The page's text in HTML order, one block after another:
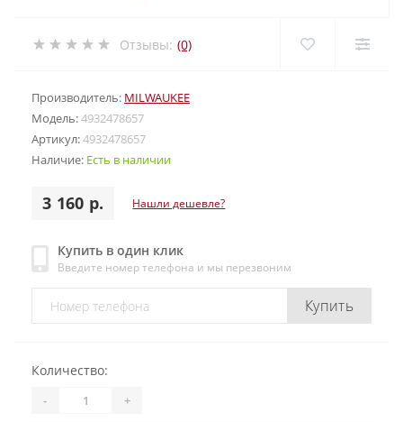
Отзывы: (0)
Производитель: MILWAUKEE
Модель:4932478657
Артикул:4932478657
Наличие: Есть в наличии
3 160 р. Нашли дешевле?
Купить в один клик
Введите номер телефона и мы перезвоним
Купить
Количество:
- +